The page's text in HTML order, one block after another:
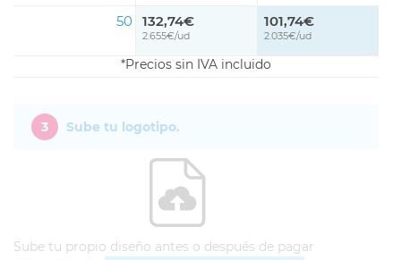
50 132,74€
2.655€/ud
101,74€
2.035€/ud
Precios sin IVA incluido
3 Sube tu logotipo.
Sube tu propio diseño antes o después de pagar